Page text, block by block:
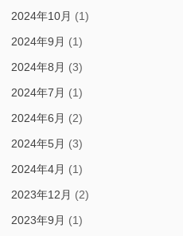
2024年10月 (1)
2024年9月 (1)
2024年8月 (3)
2024年7月 (1)
2024年6月 (2)
2024年5月 (3)
2024年4月 (1)
2023年12月 (2)
2023年9月 (1)